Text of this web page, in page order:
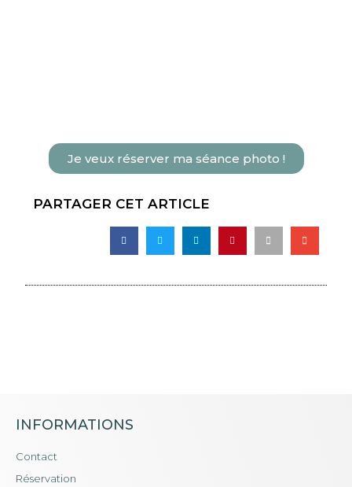
Je veux réserver ma séance photo !
PARTAGER CET ARTICLE
INFORMATIONS
Contact
Réservation